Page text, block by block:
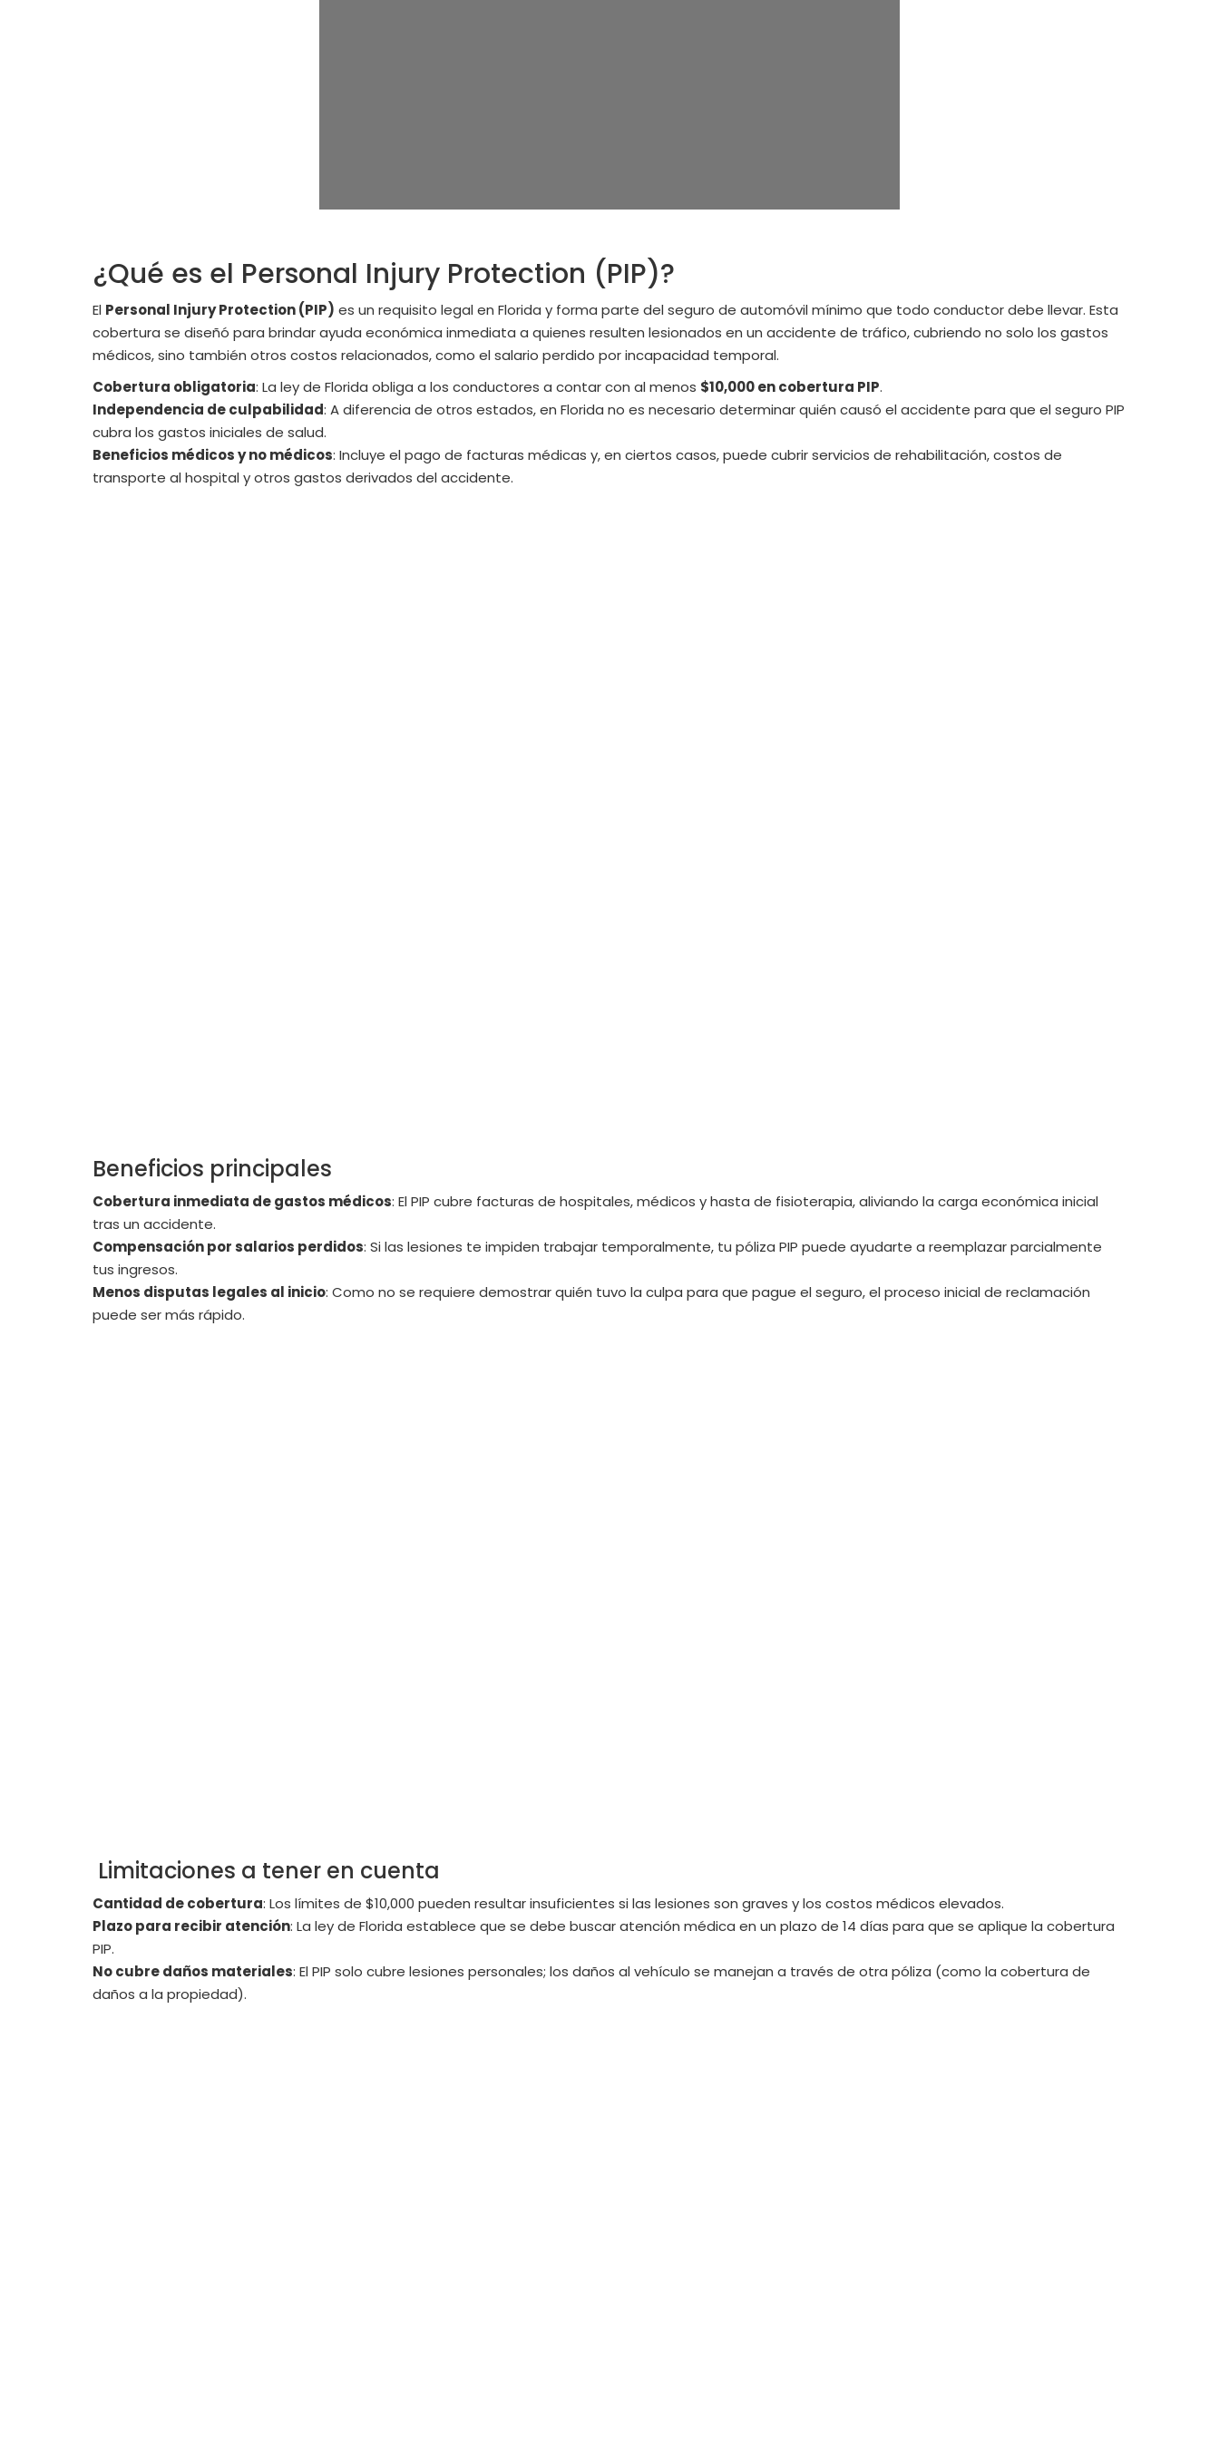
¿Qué es el Personal Injury Protection (PIP)?
El Personal Injury Protection (PIP) es un requisito legal en Florida y forma parte del seguro de automóvil mínimo que todo conductor debe llevar. Esta
cobertura se diseñó para brindar ayuda económica inmediata a quienes resulten lesionados en un accidente de tráfico, cubriendo no solo los gastos
médicos, sino también otros costos relacionados, como el salario perdido por incapacidad temporal.
Cobertura obligatoria: La ley de Florida obliga a los conductores a contar con al menos $10,000 en cobertura PIP.
Independencia de culpabilidad: A diferencia de otros estados, en Florida no es necesario determinar quién causó el accidente para que el seguro PIP
cubra los gastos iniciales de salud.
Beneficios médicos y no médicos: Incluye el pago de facturas médicas y, en ciertos casos, puede cubrir servicios de rehabilitación, costos de
transporte al hospital y otros gastos derivados del accidente.
Beneficios principales
Cobertura inmediata de gastos médicos: El PIP cubre facturas de hospitales, médicos y hasta de fisioterapia, aliviando la carga económica inicial
tras un accidente.
Compensación por salarios perdidos: Si las lesiones te impiden trabajar temporalmente, tu póliza PIP puede ayudarte a reemplazar parcialmente
tus ingresos.
Menos disputas legales al inicio: Como no se requiere demostrar quién tuvo la culpa para que pague el seguro, el proceso inicial de reclamación
puede ser más rápido.
Limitaciones a tener en cuenta
Cantidad de cobertura: Los límites de $10,000 pueden resultar insuficientes si las lesiones son graves y los costos médicos elevados.
Plazo para recibir atención: La ley de Florida establece que se debe buscar atención médica en un plazo de 14 días para que se aplique la cobertura
PIP.
No cubre daños materiales: El PIP solo cubre lesiones personales; los daños al vehículo se manejan a través de otra póliza (como la cobertura de
daños a la propiedad).